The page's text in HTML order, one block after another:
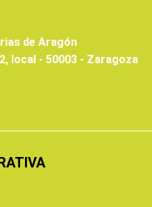
de Aragón
local - 50003 - Zaragoza